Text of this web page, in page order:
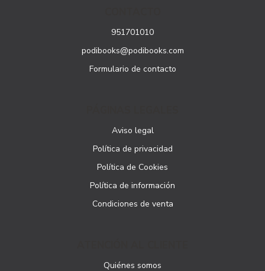
951701010
podibooks@podibooks.com
Formulario de contacto
Aviso legal
Política de privacidad
Política de Cookies
Política de información
Condiciones de venta
Quiénes somos